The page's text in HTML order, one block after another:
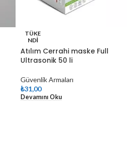
TÜKE
NDI
Atılım Cerrahi maske Full
Ultrasonik 50 li
Güvenlik Armaları
₺31,00
Devamını Oku